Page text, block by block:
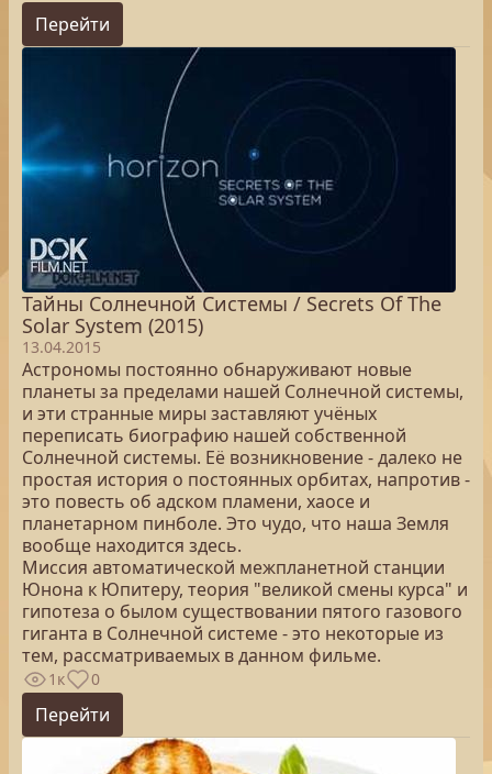
Перейти
Тайны Солнечной Системы / Secrets Of The
Solar System (2015)
13.04.2015
Астрономы постоянно обнаруживают новые
планеты за пределами нашей Солнечной системы,
и эти странные миры заставляют учёных
переписать биографию нашей собственной
Солнечной системы. Её возникновение - далеко не
простая история о постоянных орбитах, напротив -
это повесть об адском пламени, хаосе и
планетарном пинболе. Это чудо, что наша Земля
вообще находится здесь.
Миссия автоматической межпланетной станции
Юнона к Юпитеру, теория "великой смены курса" и
гипотеза о былом существовании пятого газового
гиганта в Солнечной системе - это некоторые из
тем, рассматриваемых в данном фильме.
1к 0
Перейти